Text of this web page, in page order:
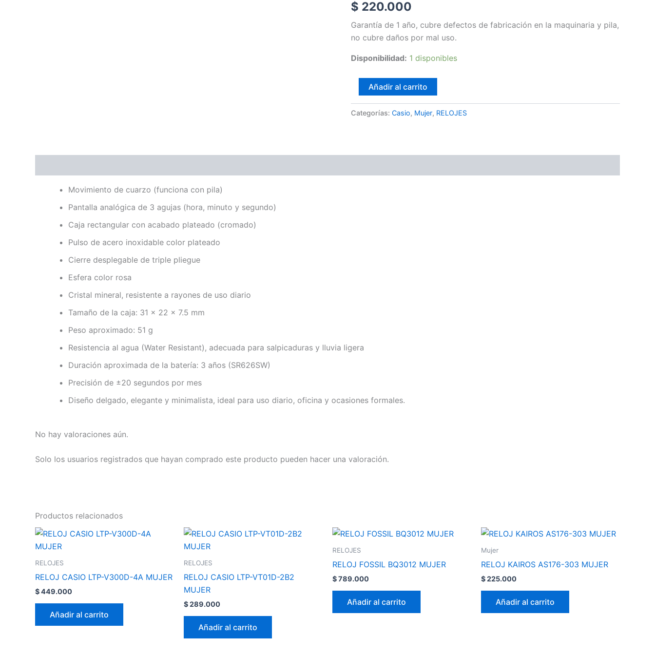
$ 220.000
Garantía de 1 año, cubre defectos de fabricación en la maquinaria y pila,
no cubre daños por mal uso.
Disponibilidad: 1 disponibles
cantidad
Añadir al carrito
Categorías: Casio, Mujer, RELOJES
Movimiento de cuarzo (funciona con pila)
Pantalla analógica de 3 agujas (hora, minuto y segundo)
Caja rectangular con acabado plateado (cromado)
Pulso de acero inoxidable color plateado
Cierre desplegable de triple pliegue
Esfera color rosa
Cristal mineral, resistente a rayones de uso diario
Tamaño de la caja: 31 × 22 × 7.5 mm
Peso aproximado: 51 g
Resistencia al agua (Water Resistant), adecuada para salpicaduras y lluvia ligera
Duración aproximada de la batería: 3 años (SR626SW)
Precisión de ±20 segundos por mes
Diseño delgado, elegante y minimalista, ideal para uso diario, oficina y ocasiones formales.
No hay valoraciones aún.
Solo los usuarios registrados que hayan comprado este producto pueden hacer una valoración.
Productos relacionados
RELOJES
RELOJ CASIO LTP-V300D-4A MUJER
$449.000
Añadir al carrito
RELOJES
RELOJ CASIO LTP-VT01D-2B2
MUJER
$289.000
Añadir al carrito
RELOJES
RELOJ FOSSIL BQ3012 MUJER
$789.000
Añadir al carrito
Mujer
RELOJ KAIROS AS176-303 MUJER
$225.000
Añadir al carrito